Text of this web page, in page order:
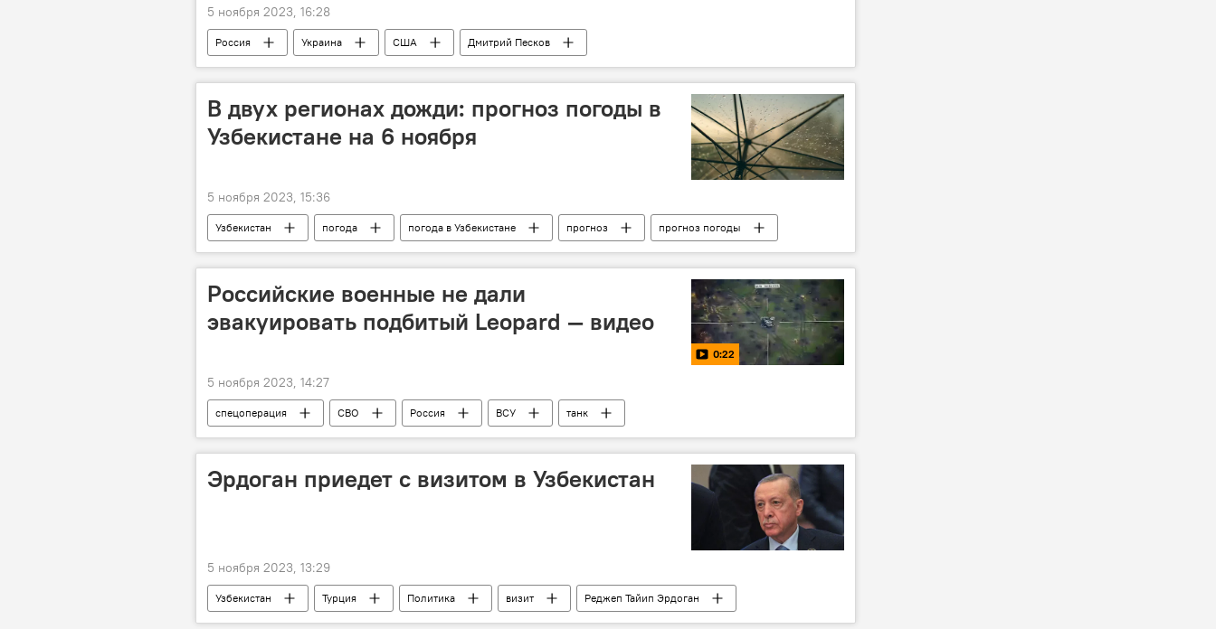
5 ноября 2023, 16:28
Россия Украина США Дмитрий Песков
В двух регионах дожди: прогноз погоды в
Узбекистане на 6 ноября
5 ноября 2023, 15:36
Узбекистан погода погода в Узбекистане прогноз
прогноз погоды
прогноз погоды по Узбекистану
Российские военные не дали
эвакуировать подбитый Leopard — видео
0:22
5 ноября 2023, 14:27
спецоперация СВО Россия ВСУ
танк
Спецоперация России по защите Донбасса
Эрдоган приедет с визитом в Узбекистан
5 ноября 2023, 13:29
Узбекистан Турция Политика визит Реджеп Тайип Эрдоган